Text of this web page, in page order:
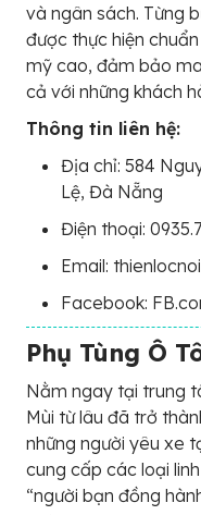
và ngân sách. Từng
được thực hiện
mỹ cao, đảm bảo
cả với những khách
Thông tin liên hệ:
Địa chỉ: 584
Lệ, Đà Nẵng
Điện thoại:
Email:
Facebook:
Phụ Tùng Ô
Nằm ngay tại trung
Mùi từ lâu đã trở
những người yêu xe
cung cấp các loại
“người bạn đồng